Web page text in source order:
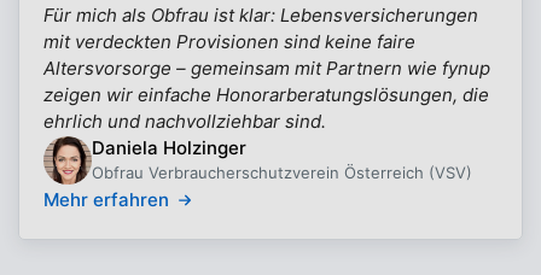
Für mich als Obfrau ist klar: Lebensversicherungen
mit verdeckten Provisionen sind keine faire
Altersvorsorge – gemeinsam mit Partnern wie fynup
zeigen wir einfache Honorarberatungslösungen, die
ehrlich und nachvollziehbar sind.
Daniela Holzinger
Obfrau Verbraucherschutzverein Österreich (VSV)
Mehr erfahren